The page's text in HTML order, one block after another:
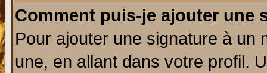
Comment puis-je ajouter une
Pour ajouter une signature à un
une, en allant dans votre profil.